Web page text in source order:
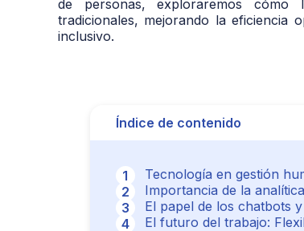
de personas, exploraremos cómo
tradicionales, mejorando la eficiencia
inclusivo.
Índice de contenido
Tecnología en gestión
Importancia de la
El papel de los chatbots
El futuro del trabajo: